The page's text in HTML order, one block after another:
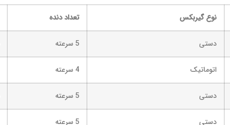
نوع گیربکس تعداد دنده
دستی 5 سرعته
اتوماتیک 4 سرعته
دستی 5 سرعته
دستی 5 سرعته